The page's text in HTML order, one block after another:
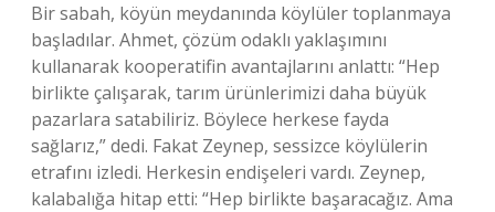
Bir sabah, köyün meydanında köylüler toplanmaya
başladılar. Ahmet, çözüm odaklı yaklaşımını
kullanarak kooperatifin avantajlarını anlattı: “Hep
birlikte çalışarak, tarım ürünlerimizi daha büyük
pazarlara satabiliriz. Böylece herkese fayda
sağlarız,” dedi. Fakat Zeynep, sessizce köylülerin
etrafını izledi. Herkesin endişeleri vardı. Zeynep,
kalabalığa hitap etti: “Hep birlikte başaracağız. Ama